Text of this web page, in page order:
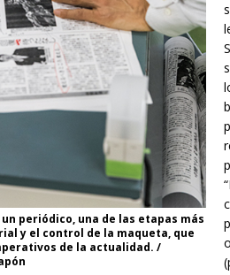
periódico, una de las etapas más
y el control de la maqueta, que
de la actualidad. /